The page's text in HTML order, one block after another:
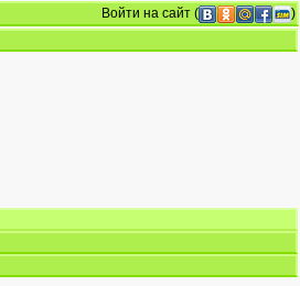
Войти на сайт (
)